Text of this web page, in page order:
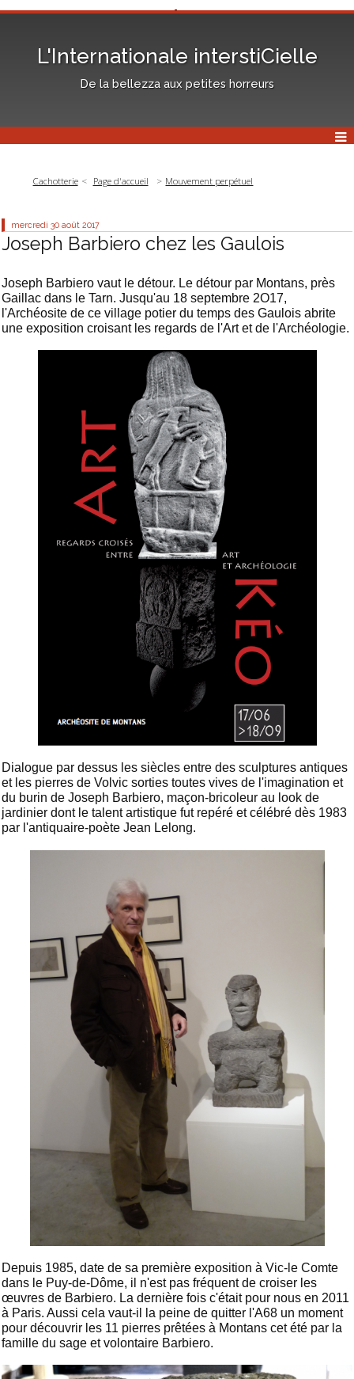
L'Internationale interstiCielle
De la bellezza aux petites horreurs
Cachotterie Page d'accueil Mouvement perpétuel
mercredi 30 août 2017
Joseph Barbiero chez les Gaulois
Joseph Barbiero vaut le détour. Le détour par Montans, près
Gaillac dans le Tarn. Jusqu'au 18 septembre 2O17,
l'Archéosite de ce village potier du temps des Gaulois abrite
une exposition croisant les regards de l'Art et de l'Archéologie.
Dialogue par dessus les siècles entre des sculptures antiques
et les pierres de Volvic sorties toutes vives de l'imagination et
du burin de Joseph Barbiero, maçon-bricoleur au look de
jardinier dont le talent artistique fut repéré et célébré dès 1983
par l'antiquaire-poète Jean Lelong.
Depuis 1985, date de sa première exposition à Vic-le Comte
dans le Puy-de-Dôme, il n'est pas fréquent de croiser les
œuvres de Barbiero. La dernière fois c'était pour nous en 2011
à Paris. Aussi cela vaut-il la peine de quitter l'A68 un moment
pour découvrir les 11 pierres prêtées à Montans cet été par la
famille du sage et volontaire Barbiero.